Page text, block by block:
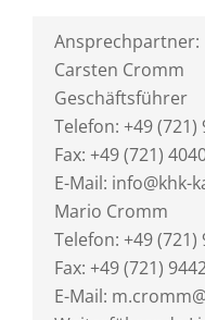
Ansprechpartner:
Carsten Cromm
Geschäftsführer
Telefon: +49 (721)
Fax: +49 (721)
E-Mail: info@khk-
Mario Cromm
Telefon: +49 (721)
Fax: +49 (721)
E-Mail: